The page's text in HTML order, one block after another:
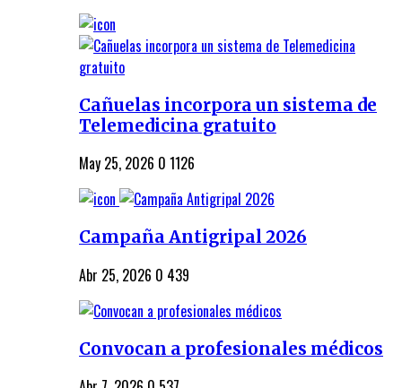
Cañuelas incorpora un sistema de
Telemedicina gratuito
May 25, 2026 0 1126
Campaña Antigripal 2026
Abr 25, 2026 0 439
Convocan a profesionales médicos